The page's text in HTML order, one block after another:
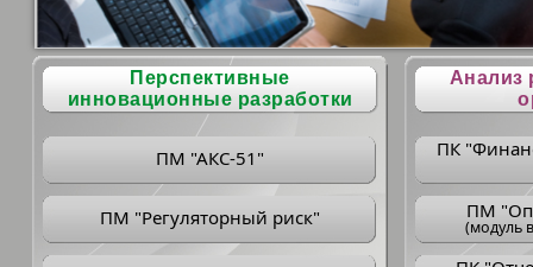
Перспективные
инновационные разработки
ПМ "АКС-51"
ПМ "Регуляторный риск"
Анализ
ПК
ПM
(модуль